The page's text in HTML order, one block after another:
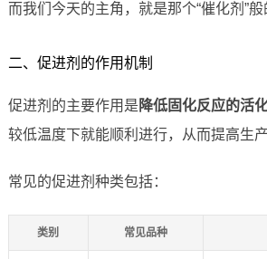
而我们今天的主角，就是那个“催化剂”
二、促进剂的作用机制
促进剂的主要作用是 降低固化反应的活
较低温度下就能顺利进行，从而提高生
常见的促进剂种类包括：
类别 常见品种